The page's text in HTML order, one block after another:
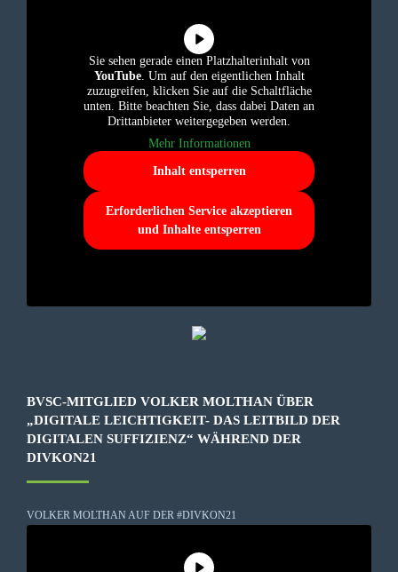
Sie sehen gerade einen Platzhalterinhalt von
YouTube. Um auf den eigentlichen Inhalt
zuzugreifen, klicken Sie auf die Schaltfläche
unten. Bitte beachten Sie, dass dabei Daten an
Drittanbieter weitergegeben werden.
Mehr Informationen
Inhalt entsperren
Erforderlichen Service akzeptieren
und Inhalte entsperren
BVSC-MITGLIED VOLKER MOLTHAN ÜBER
„DIGITALE LEICHTIGKEIT- DAS LEITBILD DER
DIGITALEN SUFFIZIENZ“ WÄHREND DER
DIVKON21
VOLKER MOLTHAN AUF DER #DIVKON21